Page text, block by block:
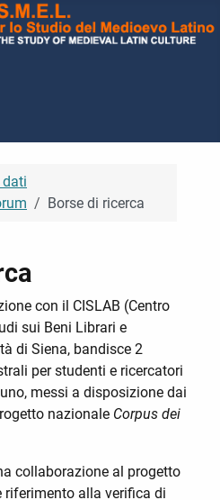
dati
Borse di ricerca
con il CISLAB (Centro
sui Beni Librari e
di Siena, bandisce 2
per studenti e ricercatori
messi a disposizione dai
nazionale Corpus dei
collaborazione al progetto
riferimento alla verifica di